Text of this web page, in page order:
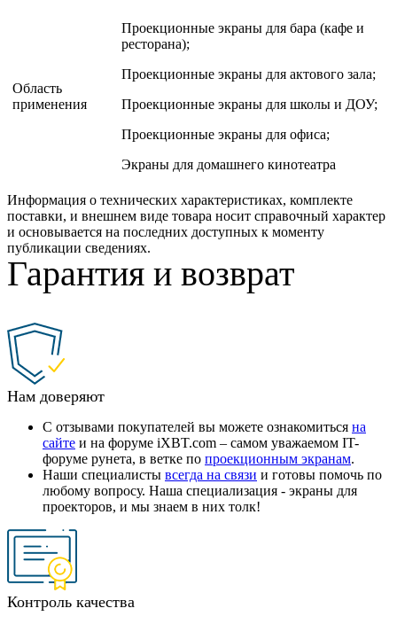
Область
применения
Проекционные экраны для бара (кафе и
ресторана);
Проекционные экраны для актового зала;
Проекционные экраны для школы и ДОУ;
Проекционные экраны для офиса;
Экраны для домашнего кинотеатра
Информация о технических характеристиках, комплекте
поставки, и внешнем виде товара носит справочный характер
и основывается на последних доступных к моменту
публикации сведениях.
Гарантия и возврат
Нам доверяют
С отзывами покупателей вы можете ознакомиться на
сайте и на форуме iXBT.com – самом уважаемом IT-
форуме рунета, в ветке по проекционным экранам.
Наши специалисты всегда на связи и готовы помочь по
любому вопросу. Наша специализация - экраны для
проекторов, и мы знаем в них толк!
Контроль качества